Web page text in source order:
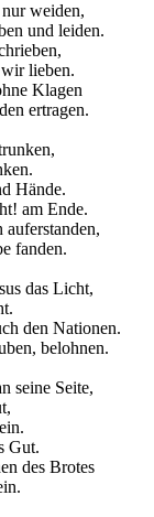
weiden,
und leiden.
wir lieben.
Klagen
ertragen.
Hände.
am Ende.
fanden.
das Licht,
den Nationen.
belohnen.
seine Seite,
Gut.
des Brotes